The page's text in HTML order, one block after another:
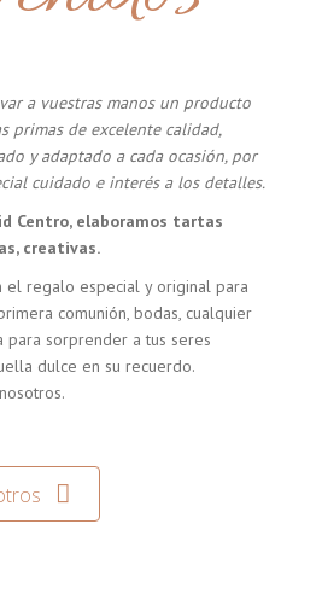
a vuestras manos un producto
primas de excelente calidad,
y adaptado a cada ocasión, por
cuidado e interés a los detalles.
Centro, elaboramos tartas
creativas.
el regalo especial y original para
comunión, bodas, cualquier
para sorprender a tus seres
dulce en su recuerdo.